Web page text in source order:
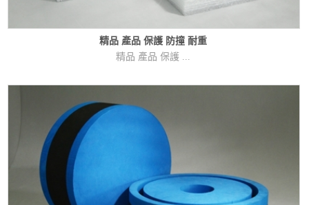
精品 產品 保護 防撞 耐重
精品 產品 保護 ...